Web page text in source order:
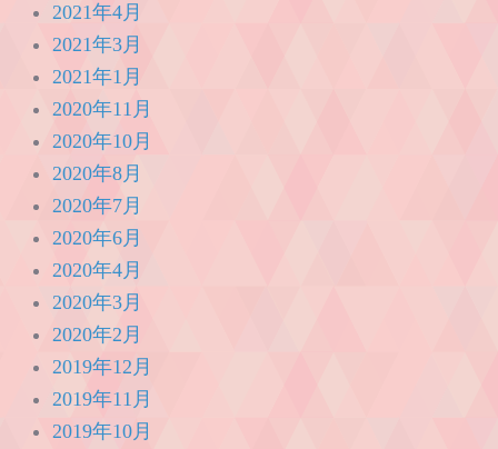
2021年4月
2021年3月
2021年1月
2020年11月
2020年10月
2020年8月
2020年7月
2020年6月
2020年4月
2020年3月
2020年2月
2019年12月
2019年11月
2019年10月